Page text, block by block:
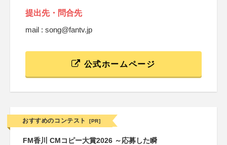
提出先・問合先
mail : song@fantv.jp
公式ホームページ
おすすめのコンテスト [PR]
FM香川 CMコピー大賞2026 ～応募した瞬